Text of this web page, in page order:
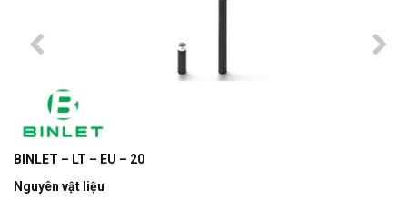
BINLET – LT – EU – 20
Nguyên vật liệu